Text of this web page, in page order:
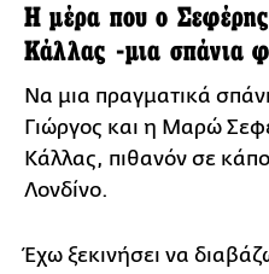
Η μέρα που ο
Κάλλας -μια σπάνια
Να μια πραγματικά
Γιώργος και η Μαρώ
Κάλλας, πιθανόν σε
Λονδίνο.
Έχω ξεκινήσει να